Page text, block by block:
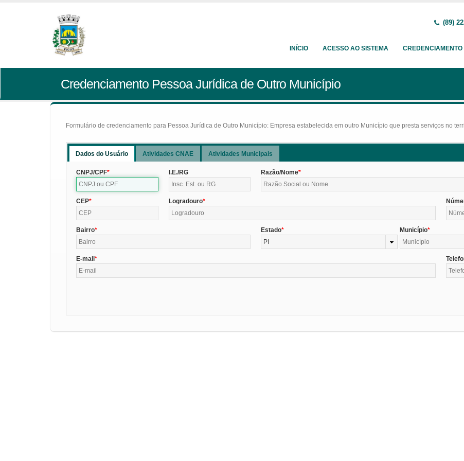
(89)
INÍCIO ACESSO AO SISTEMA CREDENCIAMENTO
Credenciamento Pessoa Jurídica de Outro Município
Formulário de credenciamento para Pessoa Jurídica de Outro Município: Empresa estabelecida em outro Município que presta serviços no
Dados do Usuário Atividades CNAE Atividades Municipais
CNPJ/CPF I.E./RG Razão/Nome
CEP Logradouro
Bairro
Estado
PI
Município
E-mail